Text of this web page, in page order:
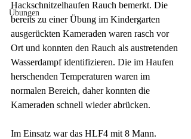
Übungen
Hackschnitzelhaufen Rauch bemerkt. Die
bereits zu einer Übung im Kindergarten
ausgerückten Kameraden waren rasch vor
Ort und konnten den Rauch als austretenden
Wasserdampf identifizieren. Die im Haufen
herschenden Temperaturen waren im
normalen Bereich, daher konnten die
Kameraden schnell wieder abrücken.
Im Einsatz war das HLF4 mit 8 Mann.